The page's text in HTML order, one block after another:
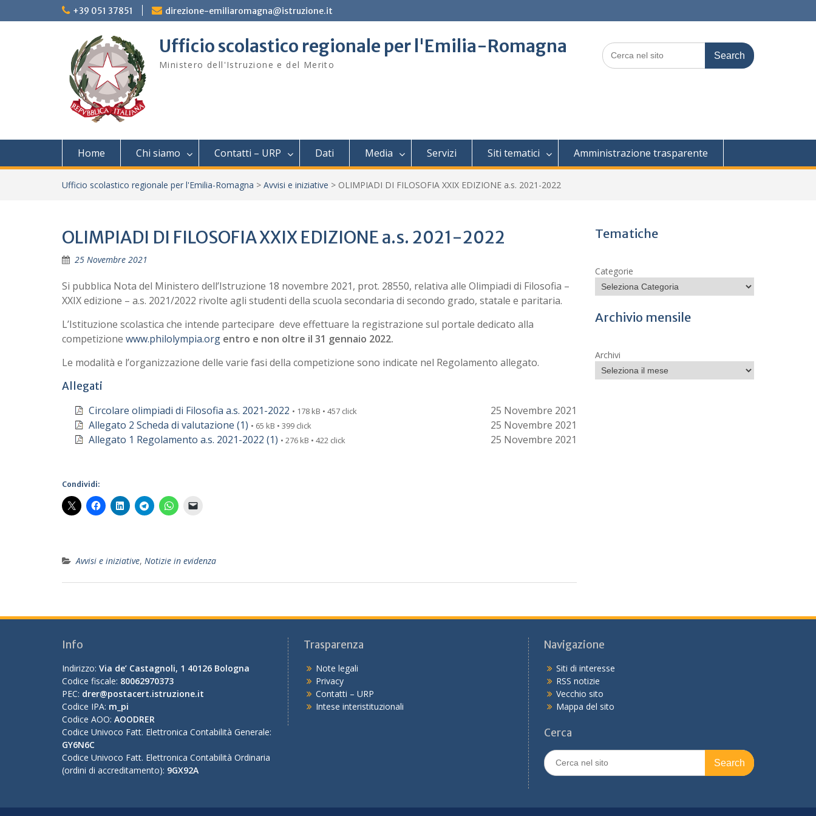
to
+39 051 37851 direzione-emiliaromagna@istruzione.it
Ufficio scolastico regionale per l'Emilia-Romagna
Ministero dell'Istruzione e del Merito
Search
for:
Home Chi siamo Contatti – URP Dati Media Servizi Siti tematici Amministrazione trasparente
Ufficio scolastico regionale per l'Emilia-Romagna > Avvisi e iniziative > OLIMPIADI DI FILOSOFIA XXIX EDIZIONE a.s. 2021-2022
OLIMPIADI DI FILOSOFIA XXIX EDIZIONE a.s. 2021-2022
25 Novembre 2021
Si pubblica Nota del Ministero dell’Istruzione 18 novembre 2021, prot. 28550, relativa alle Olimpiadi di Filosofia –
XXIX edizione – a.s. 2021/2022 rivolte agli studenti della scuola secondaria di secondo grado, statale e paritaria.
L’Istituzione scolastica che intende partecipare deve effettuare la registrazione sul portale dedicato alla
competizione www.philolympia.org entro e non oltre il 31 gennaio 2022.
Le modalità e l’organizzazione delle varie fasi della competizione sono indicate nel Regolamento allegato.
Allegati
Circolare olimpiadi di Filosofia a.s. 2021-2022 • 178 kB • 457 click
25 Novembre 2021
Allegato 2 Scheda di valutazione (1) • 65 kB • 399 click
25 Novembre 2021
Allegato 1 Regolamento a.s. 2021-2022 (1) • 276 kB • 422 click 25 Novembre 2021
Condividi:
Avvisi e iniziative, Notizie in evidenza
Tematiche
Categorie
Archivio mensile
Archivi
Info
Indirizzo: Via de’ Castagnoli, 1 40126 Bologna
Codice fiscale: 80062970373
PEC: drer@postacert.istruzione.it
Codice IPA: m_pi
Codice AOO: AOODRER
Codice Univoco Fatt. Elettronica Contabilità Generale:
GY6N6C
Codice Univoco Fatt. Elettronica Contabilità Ordinaria
(ordini di accreditamento): 9GX92A
Trasparenza
Note legali
Privacy
Contatti – URP
Intese interistituzionali
Navigazione
Siti di interesse
RSS notizie
Vecchio sito
Mappa del sito
Cerca
Search
for: